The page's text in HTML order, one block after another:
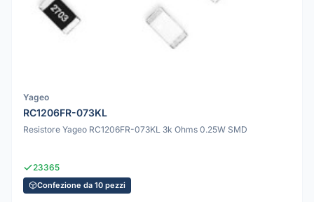
Yageo
RC1206FR-073KL
Resistore Yageo RC1206FR-073KL 3k Ohms 0.25W SMD
23365
Confezione da 10 pezzi